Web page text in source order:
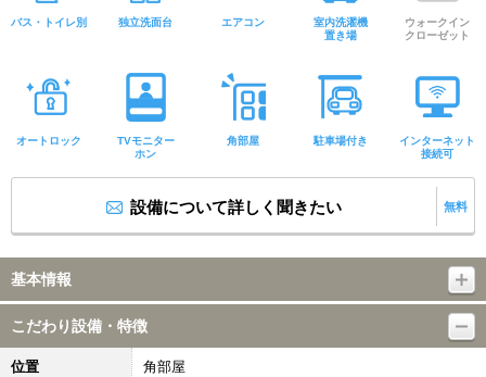
バス・トイレ別 独立洗面台 エアコン
室内洗濯機
置き場
ウォークイン
クローゼット
オートロック
TVモニター
ホン
角部屋 駐車場付き
インターネット
接続可
設備について詳しく聞きたい 無料
基本情報
こだわり設備・特徴
位置 角部屋